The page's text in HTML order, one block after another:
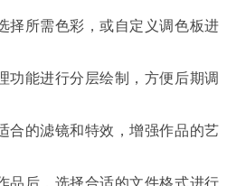
择所需色彩，或自定义调色板进
功能进行分层绘制，方便后期调
合的滤镜和特效，增强作品的艺
品后，选择合适的文件格式进行